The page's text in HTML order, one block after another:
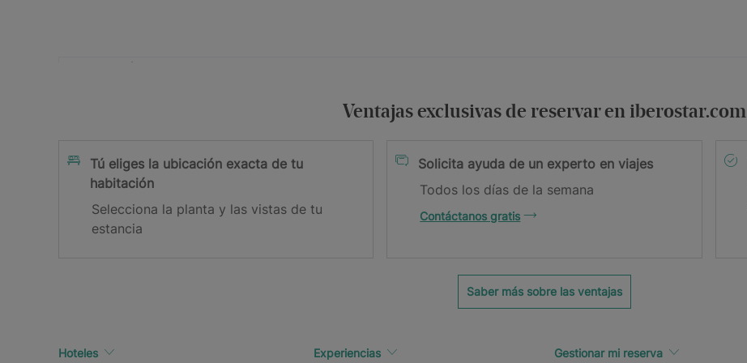
Términos y condiciones
¡Gracias por suscribirte!
Revisa tu bandeja de correo para confirmar tu email.
Ventajas exclusivas de reservar en iberostar.com
Tú eliges la ubicación exacta de tu
habitación
Selecciona la planta y las vistas de tu
estancia
Solicita ayuda de un experto en viajes
Todos los días de la semana
Contáctanos gratis
Saber más sobre las ventajas
Hoteles Experiencias Gestionar mi reserva